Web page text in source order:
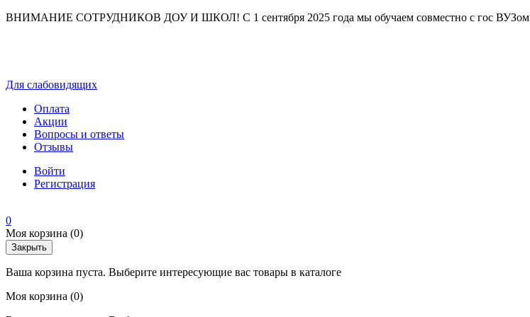
ВНИМАНИЕ СОТРУДНИКОВ ДОУ И ШКОЛ! С 1 сентября 2025 года мы обучаем совместно с гос ВУЗом
Для слабовидящих
Оплата
Акции
Вопросы и ответы
Отзывы
Войти
Регистрация
0
Моя корзина (0)
Закрыть
Ваша корзина пуста. Выберите интересующие вас товары в каталоге
Моя корзина (0)